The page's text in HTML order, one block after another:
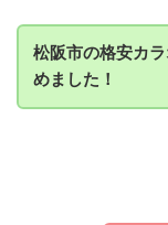
松阪市の格安カ
めました！